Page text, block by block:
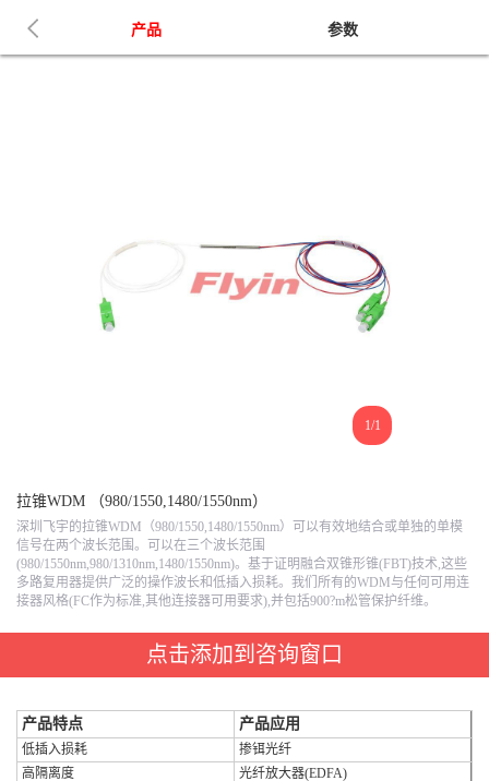
产品 参数
1/1
拉锥WDM （980/1550,1480/1550nm）
深圳飞宇的拉锥WDM（980/1550,1480/1550nm）可以有效地结合或单独的单模
信号在两个波长范围。可以在三个波长范围
(980/1550nm,980/1310nm,1480/1550nm)。基于证明融合双锥形锥(FBT)技术,这些
多路复用器提供广泛的操作波长和低插入损耗。我们所有的WDM与任何可用连
接器风格(FC作为标准,其他连接器可用要求),并包括900?m松管保护纤维。
点击添加到咨询窗口
产品特点 产品应用
低插入损耗
掺铒光纤
高隔离度
光纤放大器(EDFA)